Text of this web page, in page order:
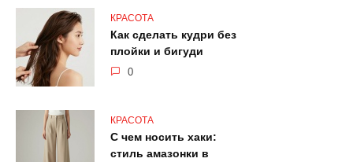
КРАСОТА
Как сделать кудри без
плойки и бигуди
0
КРАСОТА
С чем носить хаки:
стиль амазонки в